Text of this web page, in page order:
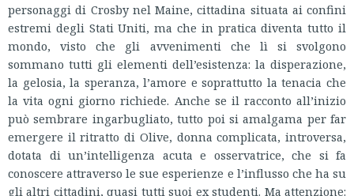
personaggi di Crosby nel Maine, cittadina situata ai confini
estremi degli Stati Uniti, ma che in pratica diventa tutto il
mondo, visto che gli avvenimenti che lì si svolgono
sommano tutti gli elementi dell’esistenza: la disperazione,
la gelosia, la speranza, l’amore e soprattutto la tenacia che
la vita ogni giorno richiede. Anche se il racconto all’inizio
può sembrare ingarbugliato, tutto poi si amalgama per far
emergere il ritratto di Olive, donna complicata, introversa,
dotata di un’intelligenza acuta e osservatrice, che si fa
conoscere attraverso le sue esperienze e l’influsso che ha su
gli altri cittadini, quasi tutti suoi ex studenti. Ma attenzione: